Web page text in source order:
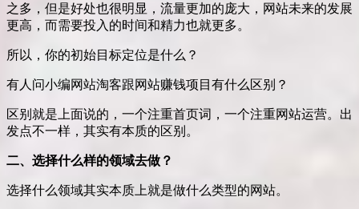
之多，但是好处也很明显，流量更加的庞大，网站未来的发展
更高，而需要投入的时间和精力也就更多。
所以，你的初始目标定位是什么？
有人问小编网站淘客跟网站赚钱项目有什么区别？
区别就是上面说的，一个注重首页词，一个注重网站运营。出
发点不一样，其实有本质的区别。
二、选择什么样的领域去做？
选择什么领域其实本质上就是做什么类型的网站。